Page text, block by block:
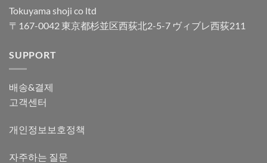
Tokuyama shoji co ltd
〒167-0042 東京都杉並区西荻北2-5-7 ヴィブレ西荻211
SUPPORT
배송&결제
고객센터
개인정보보호정책
자주하는 질문